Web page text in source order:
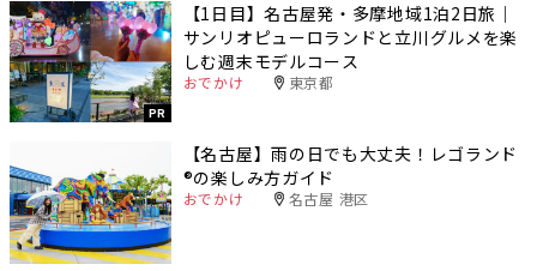
PR
【1日目】名古屋発・多摩地域1泊2日旅｜
サンリオピューロランドと立川グルメを楽
しむ週末モデルコース
おでかけ 東京都
【名古屋】雨の日でも大丈夫！レゴランド
®️の楽しみ方ガイド
おでかけ 名古屋 港区